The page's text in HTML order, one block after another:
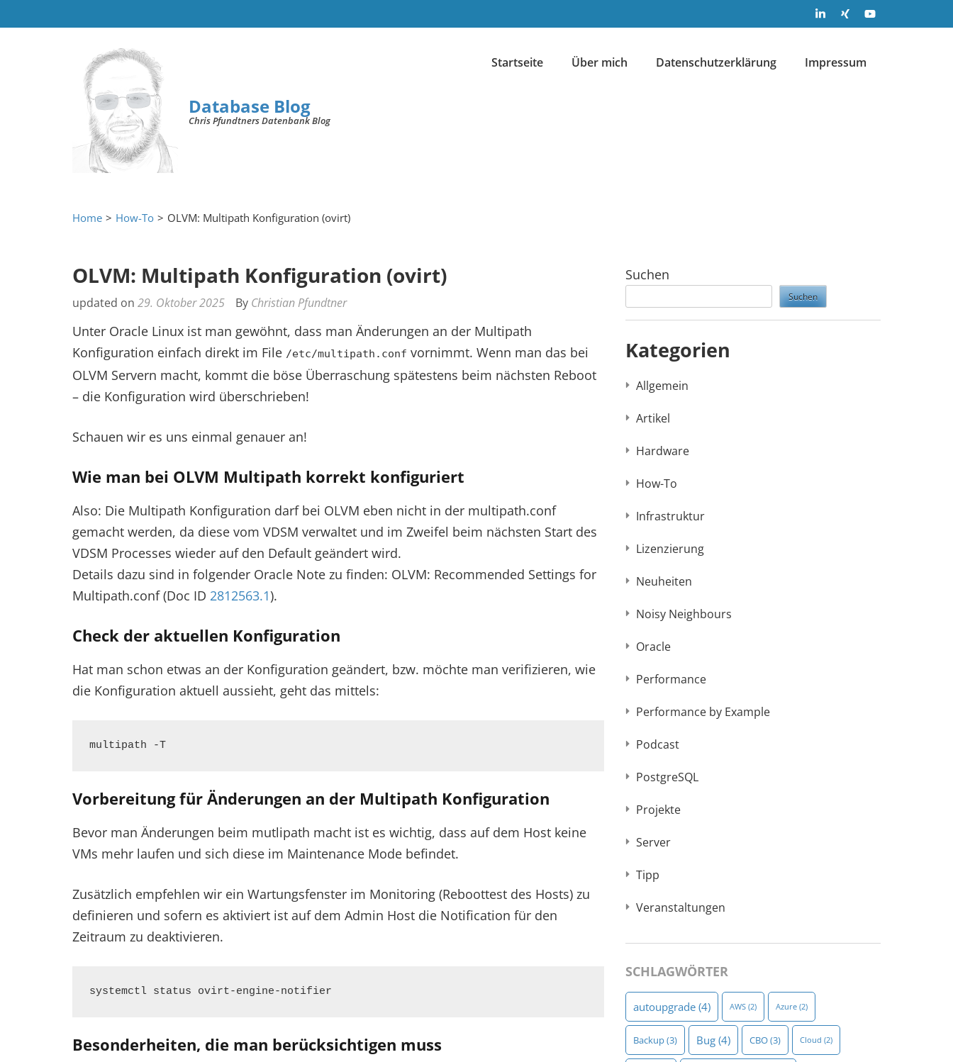
Database Blog
Chris Pfundtners Datenbank Blog
Startseite Über mich Datenschutzerklärung Impressum
Home > How-To > OLVM: Multipath Konfiguration (ovirt)
OLVM: Multipath Konfiguration (ovirt)
updated on 29. Oktober 2025 By Christian Pfundtner
Unter Oracle Linux ist man gewöhnt, dass man Änderungen an der Multipath
Konfiguration einfach direkt im File /etc/multipath.conf vornimmt. Wenn man das bei
OLVM Servern macht, kommt die böse Überraschung spätestens beim nächsten Reboot
– die Konfiguration wird überschrieben!
Schauen wir es uns einmal genauer an!
Wie man bei OLVM Multipath korrekt konfiguriert
Also: Die Multipath Konfiguration darf bei OLVM eben nicht in der multipath.conf
gemacht werden, da diese vom VDSM verwaltet und im Zweifel beim nächsten Start des
VDSM Processes wieder auf den Default geändert wird.
Details dazu sind in folgender Oracle Note zu finden: OLVM: Recommended Settings for
Multipath.conf (Doc ID 2812563.1).
Check der aktuellen Konfiguration
Hat man schon etwas an der Konfiguration geändert, bzw. möchte man verifizieren, wie
die Konfiguration aktuell aussieht, geht das mittels:
multipath -T
Vorbereitung für Änderungen an der Multipath Konfiguration
Bevor man Änderungen beim mutlipath macht ist es wichtig, dass auf dem Host keine
VMs mehr laufen und sich diese im Maintenance Mode befindet.
Zusätzlich empfehlen wir ein Wartungsfenster im Monitoring (Reboottest des Hosts) zu
definieren und sofern es aktiviert ist auf dem Admin Host die Notification für den
Zeitraum zu deaktivieren.
systemctl status ovirt-engine-notifier
Besonderheiten, die man berücksichtigen muss
Suchen
Suchen
Kategorien
Allgemein
Artikel
Hardware
How-To
Infrastruktur
Lizenzierung
Neuheiten
Noisy Neighbours
Oracle
Performance
Performance by Example
Podcast
PostgreSQL
Projekte
Server
Tipp
Veranstaltungen
SCHLAGWÖRTER
autoupgrade (4) AWS (2) Azure (2)
Backup(3) Bug (4) CBO(3) Cloud (2)